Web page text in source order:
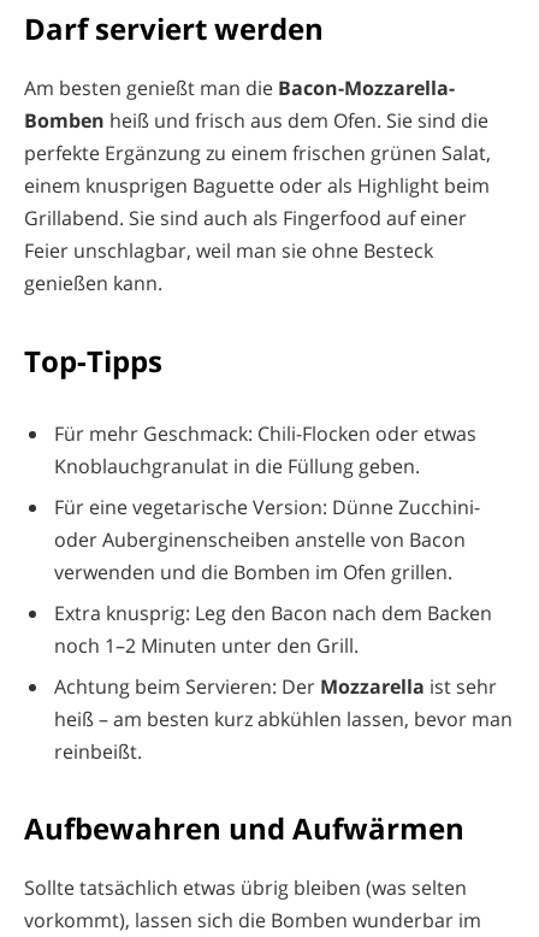
Darf serviert werden
Am besten genießt man die Bacon-Mozzarella-
Bomben heiß und frisch aus dem Ofen. Sie sind die
perfekte Ergänzung zu einem frischen grünen Salat,
einem knusprigen Baguette oder als Highlight beim
Grillabend. Sie sind auch als Fingerfood auf einer
Feier unschlagbar, weil man sie ohne Besteck
genießen kann.
Top-Tipps
Für mehr Geschmack: Chili-Flocken oder etwas
Knoblauchgranulat in die Füllung geben.
Für eine vegetarische Version: Dünne Zucchini-
oder Auberginenscheiben anstelle von Bacon
verwenden und die Bomben im Ofen grillen.
Extra knusprig: Leg den Bacon nach dem Backen
noch 1–2 Minuten unter den Grill.
Achtung beim Servieren: Der Mozzarella ist sehr
heiß – am besten kurz abkühlen lassen, bevor man
reinbeißt.
Aufbewahren und Aufwärmen
Sollte tatsächlich etwas übrig bleiben (was selten
vorkommt), lassen sich die Bomben wunderbar im